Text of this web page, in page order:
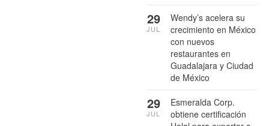
Wendy’s acelera su
crecimiento en México
con nuevos
restaurantes en
Guadalajara y Ciudad
de México
29
JUL
Esmeralda Corp.
obtiene certificación
29
JUL